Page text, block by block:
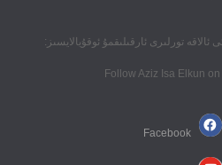
ئالاقە تورلىرى ئارقىلىقمۇ ئوقۇيالايسىز: